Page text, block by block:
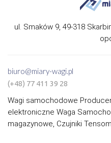
ul. Smaków 9, 49-318
biuro@miary-wagi.pl
(+48) 77 411 39 28
Wagi samochodowe
elektroniczne Waga
magazynowe, Czujniki